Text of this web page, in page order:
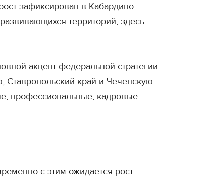
зафиксирован в Кабардино-
территорий, здесь
акцент федеральной стратегии
Ставропольский край и Чеченскую
профессиональные, кадровые
с этим ожидается рост